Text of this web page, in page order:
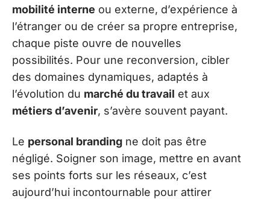
mobilité interne ou externe, d’expérience à
l’étranger ou de créer sa propre entreprise,
chaque piste ouvre de nouvelles
possibilités. Pour une reconversion, cibler
des domaines dynamiques, adaptés à
l’évolution du marché du travail et aux
métiers d’avenir, s’avère souvent payant.
Le personal branding ne doit pas être
négligé. Soigner son image, mettre en avant
ses points forts sur les réseaux, c’est
aujourd’hui incontournable pour attirer